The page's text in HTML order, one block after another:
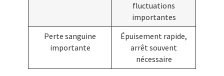
fluctuations
importantes
Perte sanguine
importante
Épuisement rapide,
arrêt souvent
nécessaire